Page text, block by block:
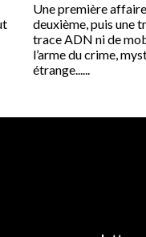
Une première
deuxième, puis une
trace ADN ni de
l’arme du crime,
étrange......